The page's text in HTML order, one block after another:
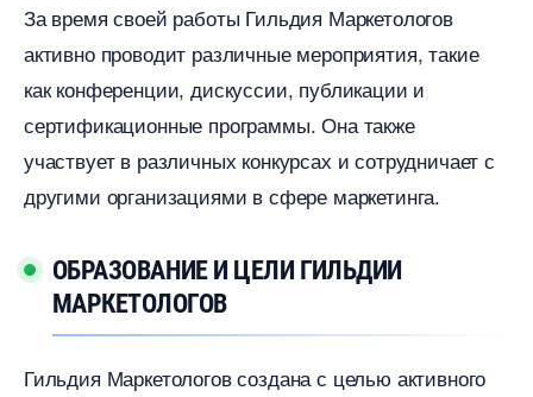
За время своей работы Гильдия Маркетолого
активно проводит различные мероприятия, такие
как конференции, дискуссии, публикации и
сертификационные программы.​ Она также
участвует в различных конкурсах и сотрудничает с
другими организациями в сфере маркетинга.​
ОБРАЗОВАНИЕ И ЦЕЛИ ГИЛЬДИИ
МАРКЕТОЛОГО
Гильдия Маркетологов создана с целью активного